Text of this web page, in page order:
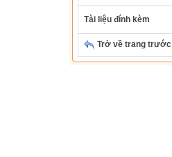
Tài liệu đính kèm
Trở về trang trước